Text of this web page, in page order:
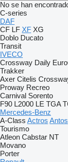
No se han
C-series
DAF
CF LF XF XG
Doblo Ducato
Transit
IVECO
Crossway Daily
Trakker
Axer Citelis
Proway Recreo
Carnival Sorento
F90 L2000 LE TGA
Mercedes-Benz
A-Class Actros Antos
Tourismo
Atleon Cabstar NT
Movano
Porter